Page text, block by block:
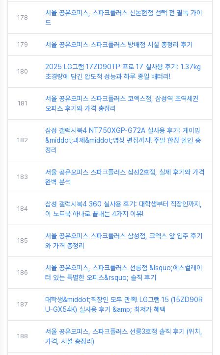
178
서울 공유오피스, 스파크플러스 신논현점 선택 전 필독 가이
드
179 서울 공유오피스 스파크플러스 방배점 시설 총정리 후기
180
2025 LG그램 17ZD90TP 프로 17 실사용 후기: 1.37kg
초경량에 담긴 압도적 성능과 하루 종일 배터리!
181
서울 공유오피스 스파크플러스 코엑스점, 삼성역 초역세권
오피스 후기와 가격 총정리
182
삼성 갤럭시북4 NT750XGP-G72A 실사용 후기: 게이밍
&middot;과제&middot;영상 편집까지! 주말 한정 할인 총
정리
183
서울 공유오피스 스파크플러스 삼성2호점, 실제 후기와 가격
완벽 분석
184
삼성 갤럭시북4 360 실사용 후기: 대학생부터 직장인까지,
이 노트북 하나로 끝내는 4가지 이유!
185
서울 공유오피스 스파크플러스 삼성점, 코엑스 앞 입주 후기
와 가격 총정리
186
서울 공유오피스, 스파크플러스 선릉점 &lsquo;에스컬레이
터 있는 특별한 오피스&rsquo; 솔직 후기
187
대학생&middot;직장인 모두 만족! LG그램 15 (15ZD90R
U-GX54K) 실사용 후기 &amp; 최저가 혜택
188
서울 공유오피스, 스파크플러스 선릉3호점 솔직 후기 (위치,
가격, 시설 총정리)